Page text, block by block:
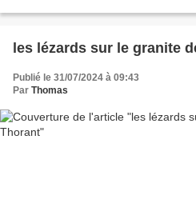
les lézards sur le granite
Publié le 31/07/2024 à 09:43
Par Thomas